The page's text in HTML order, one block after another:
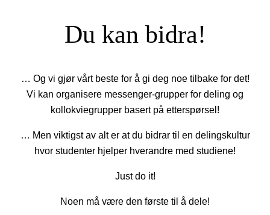
Du kan bidra!
… Og vi gjør vårt beste for å gi deg noe tilbake for det!
Vi kan organisere messenger-grupper for deling og
kollokviegrupper basert på etterspørsel!
… Men viktigst av alt er at du bidrar til en delingskultur
hvor studenter hjelper hverandre med studiene!
Just do it!
Noen må være den første til å dele!